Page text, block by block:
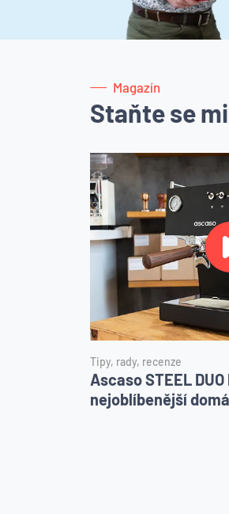
Magazín
Staňte se
Tipy, rady, recenze
Ascaso STEEL
nejoblíbenější